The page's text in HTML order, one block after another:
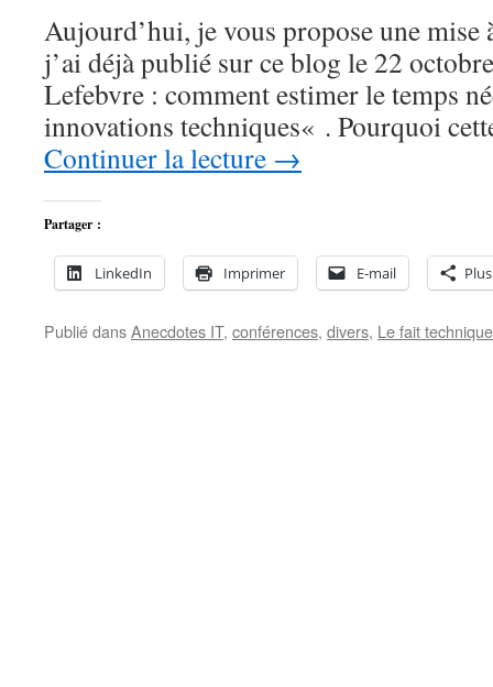
Aujourd’hui, je vous propose une mise
j’ai déjà publié sur ce blog le 22
Lefebvre : comment estimer le temps
innovations techniques« . Pourquoi
Continuer la lecture →
Partager :
LinkedIn Imprimer E-mail Plus
Publié dansAnecdotes IT, conférences, divers, Le fait technique